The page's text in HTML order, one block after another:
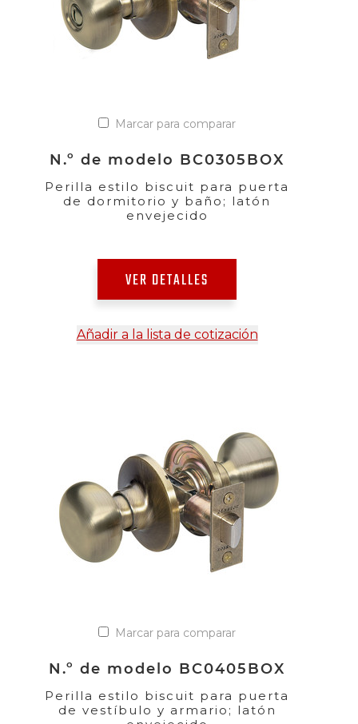
Marcar para comparar
N.º de modelo BC0305BOX
Perilla estilo biscuit para puerta
de dormitorio y baño; latón
envejecido
VER DETALLES
Añadir a la lista de cotización
Marcar para comparar
N.º de modelo BC0405BOX
Perilla estilo biscuit para puerta
de vestíbulo y armario; latón